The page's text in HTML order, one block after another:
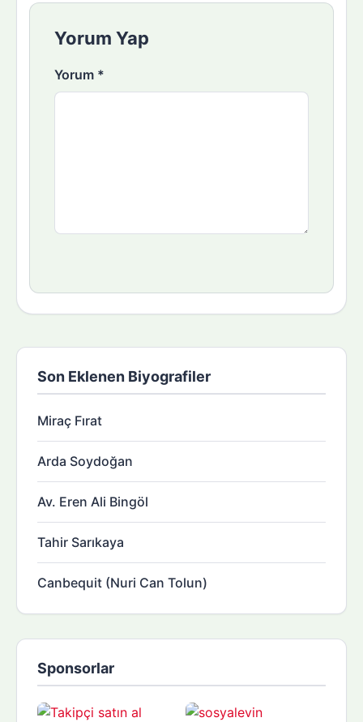
Yorum Yap
Yorum *
Son Eklenen Biyografiler
Miraç Fırat
Arda Soydoğan
Av. Eren Ali Bingöl
Tahir Sarıkaya
Canbequit (Nuri Can Tolun)
Sponsorlar